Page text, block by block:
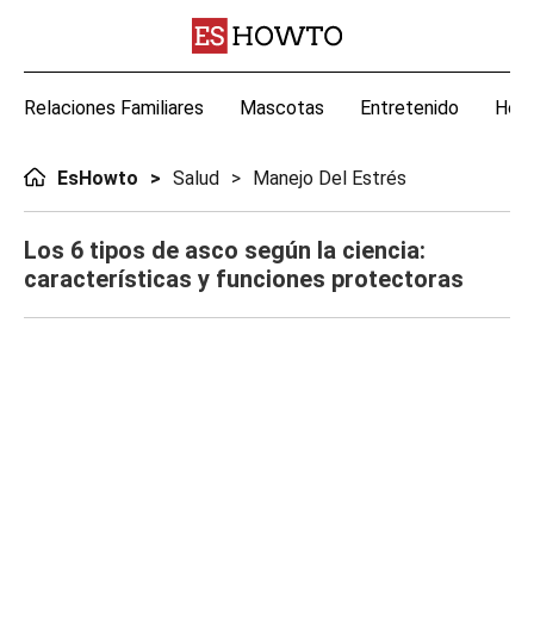
Relaciones Familiares Mascotas Entretenido
EsHowto Salud Manejo Del Estrés
Los 6 tipos de asco según la ciencia:
características y funciones protectoras